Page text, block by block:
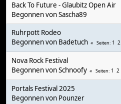
Back To Future - Glaubitz Open Air
Begonnen vonSascha89
Ruhrpott Rodeo
Begonnen von Badetuch Seiten 1 2
Nova Rock Festival
Begonnen vonSchnoofy Seiten 1 2
Portals Festival 2025
Begonnen von Pounzer